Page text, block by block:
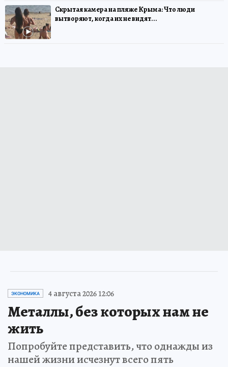
Скрытая камера на пляже Крыма: Что люди
вытворяют, когда их не видят...
ЭКОНОМИКА 4 августа 2026 12:06
Металлы, без которых нам не
жить
Попробуйте представить, что однажды из
нашей жизни исчезнут всего пять